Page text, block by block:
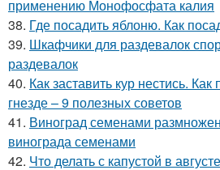
применению Монофосфата калия
38. Где посадить яблоню. Как
39. Шкафчики для раздевалок
раздевалок
40. Как заставить кур нестись. Как
гнезде – 9 полезных советов
41. Виноград семенами
винограда семенами
42. Что делать с капустой в